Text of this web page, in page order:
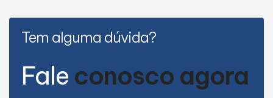
Tem alguma dúvida?
Fale conosco agora